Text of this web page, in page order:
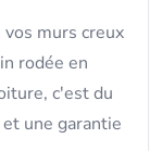
murs creux
rodée en
c'est du
une garantie